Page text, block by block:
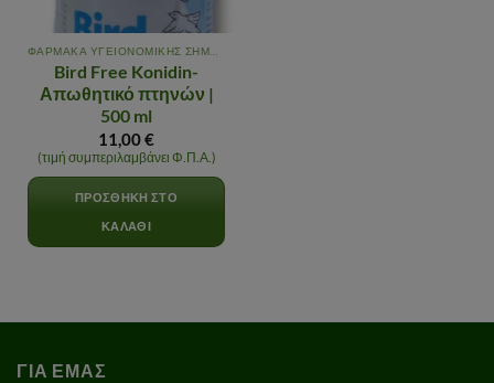
Bird Free Konidin-
Απωθητικό πτηνών |
500 ml
11,00€
(τιμή συμπεριλαμβάνει Φ.Π.Α.)
ΠΡΟΣΘΉΚΗ ΣΤΟ
ΚΑΛΆΘΙ
ΓΙΑ ΕΜΑΣ